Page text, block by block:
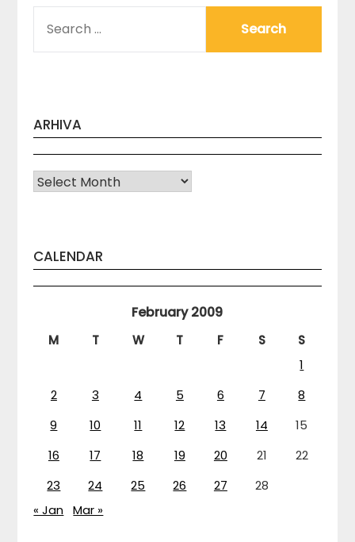
FOR:
ARHIVA
Arhiva
CALENDAR
February 2009
M T W T F S
S
1
2
3 4 5 6 7
8
9
10 11 12 13 14
15
16
17 18 19 20 21
22
23
24 25 26 27
28
« Jan Mar »